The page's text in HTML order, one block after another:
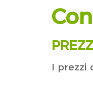
I prezzi